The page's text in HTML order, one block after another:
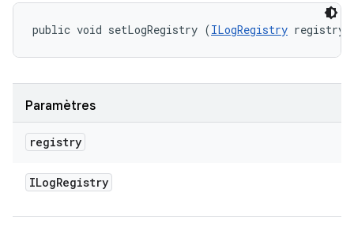
public void setLogRegistry (ILogRegistry registry)
Paramètres
registry
ILogRegistry